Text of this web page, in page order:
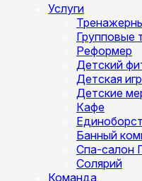
Услуги
Групповые
Реформер
Детский
Детская
Детские
Кафе
Банный
Спа-салон
Солярий
Команда